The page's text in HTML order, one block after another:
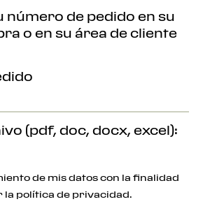
número de pedido en su
o en su área de cliente
(pdf, doc, docx, excel):
de mis datos con la finalidad
la política de privacidad.